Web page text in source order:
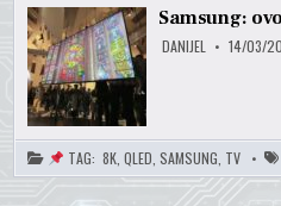
Samsung:
DANIJEL 14/03/
TAG: 8K, QLED SAMSUNG TV